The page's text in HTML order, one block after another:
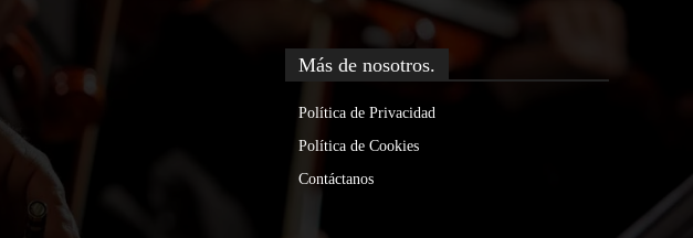
Más de nosotros.
Política de Privacidad
Política de Cookies
Contáctanos